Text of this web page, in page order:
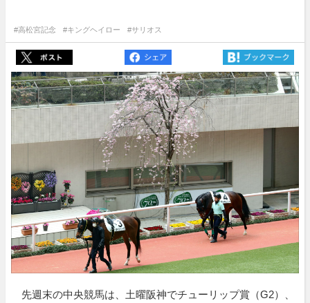
#高松宮記念 #キングヘイロー #サリオス
先週末の中央競馬は、土曜阪神でチューリップ賞（G2）、